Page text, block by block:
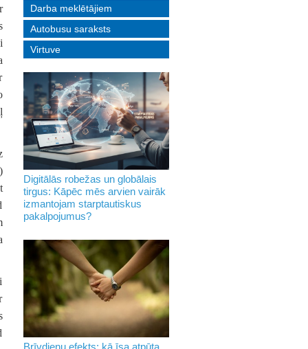
Darba meklētājiem
Autobusu saraksts
Virtuve
Digitālās robežas un globālais
tirgus: Kāpēc mēs arvien vairāk
izmantojam starptautiskus
pakalpojumus?
Brīvdienu efekts: kā īsa atpūta